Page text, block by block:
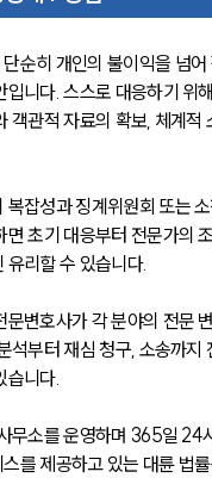
순히 개인의 불이익을 넘
입니다. 스스로 대응하기 위
객관적 자료의 확보, 체계적
복잡성과 징계위원회 또는
면 초기 대응부터 전문가의
유리할 수 있습니다.
문변호사가 각 분야의 전문
석부터 재심 청구, 소송까지
습니다.
무소를 운영하며 365일 24
를 제공하고 있는 대륜 법